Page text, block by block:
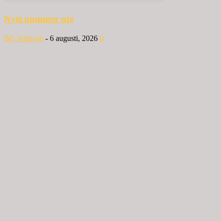
Nytt nummer ute
BG Nilensjö - 6 augusti, 2026 0